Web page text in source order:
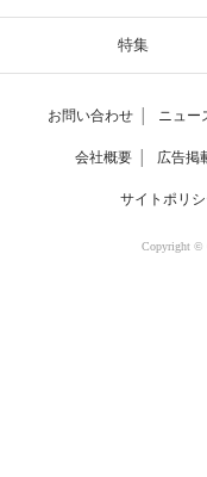
特集
お問い合わせ ニュー
会社概要 広告掲
サイトポリ
Copyright ©